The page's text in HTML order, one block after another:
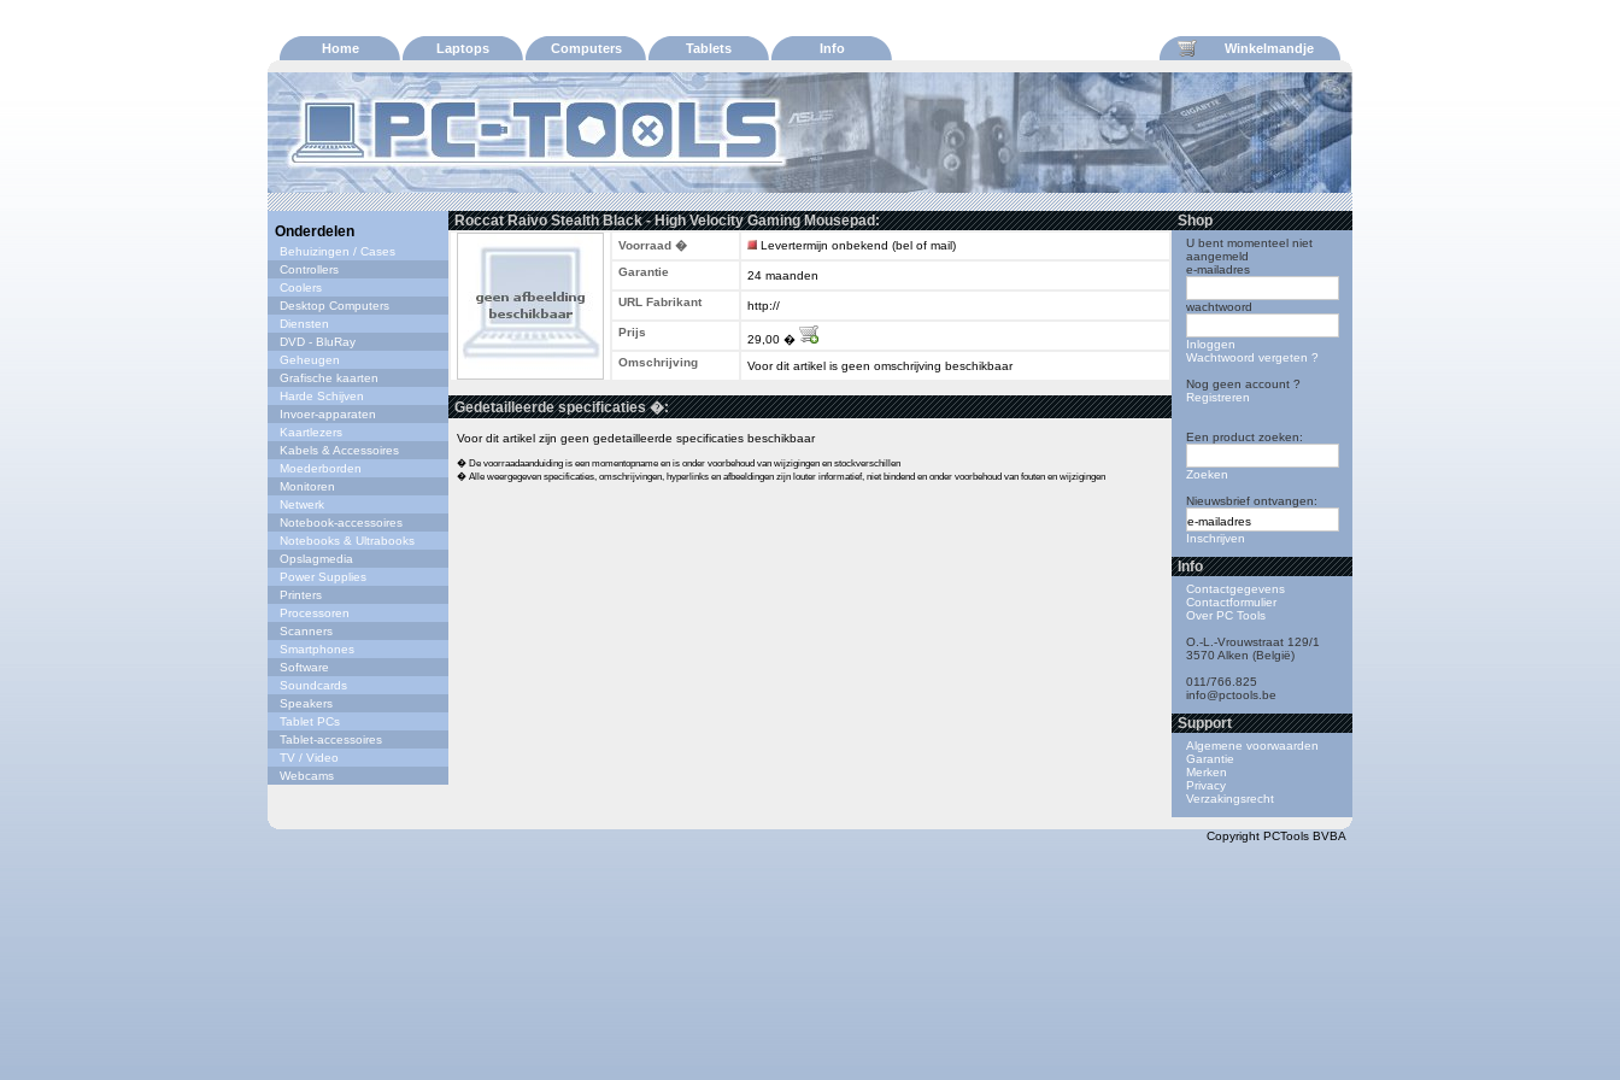
Home Laptops Computers Tablets Info Winkelmandje
Onderdelen
Behuizingen / Cases
Controllers
Coolers
Desktop Computers
Diensten
DVD - BluRay
Geheugen
Grafische kaarten
Harde Schijven
Invoer-apparaten
Kaartlezers
Kabels & Accessoires
Moederborden
Monitoren
Netwerk
Notebook-accessoires
Notebooks & Ultrabooks
Opslagmedia
Power Supplies
Printers
Processoren
Scanners
Smartphones
Software
Soundcards
Speakers
Tablet PCs
Tablet-accessoires
TV / Video
Webcams
Roccat Raivo Stealth Black - High Velocity Gaming Mousepad:
Voorraad �
Levertermijn onbekend (bel of mail)
Garantie
24 maanden
URL Fabrikant
http://
Prijs
29,00 �
Omschrijving
Voor dit artikel is geen omschrijving beschikbaar
Gedetailleerde specificaties �:
Voor dit artikel zijn geen gedetailleerde specificaties beschikbaar
� De voorraadaanduiding is een momentopname en is onder voorbehoud van wijzigingen en stockverschillen
� Alle weergegeven specificaties, omschrijvingen, hyperlinks en afbeeldingen zijn louter informatief, niet bindend en onder voorbehoud van fouten en wijzigingen
Shop
U bent momenteel niet
aangemeld
e-mailadres
wachtwoord
Inloggen
Wachtwoord vergeten ?
Nog geen account ?
Registreren
Een product zoeken:
Zoeken
Nieuwsbrief ontvangen:
Inschrijven
Info
Contactgegevens
Contactformulier
Over PC Tools
O.-L.-Vrouwstraat 129/1
3570 Alken (België)
011/766.825
info@pctools.be
Support
Algemene voorwaarden
Garantie
Merken
Privacy
Verzakingsrecht
Copyright PCTools BVBA